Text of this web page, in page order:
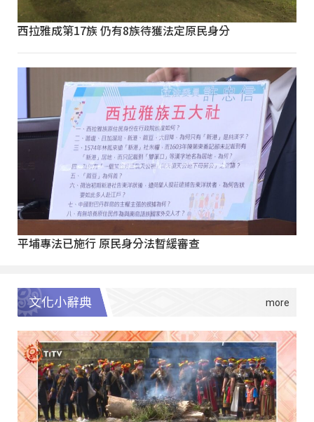
西拉雅成第17族 仍有8族待獲法定原民身分
平埔專法已施行 原民身分法暫緩審查
文化小辭典